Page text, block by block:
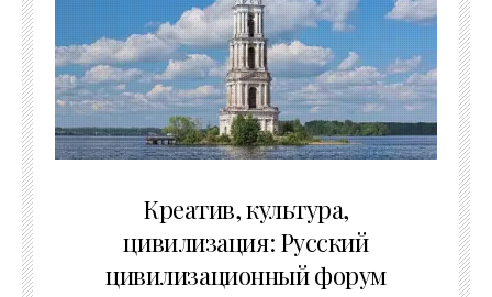
Креатив, культура,
цивилизация: Русский
цивилизационный форум